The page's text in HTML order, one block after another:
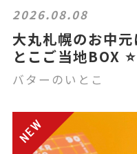
2026.08.08
大丸札幌のお中
とこご当地BOX ⭐️
バターのいとこ